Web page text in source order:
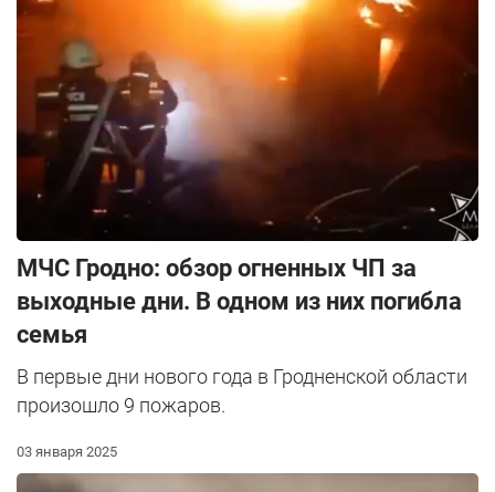
МЧС Гродно: обзор огненных ЧП за
выходные дни. В одном из них погибла
семья
В первые дни нового года в Гродненской области
произошло 9 пожаров.
03 января 2025